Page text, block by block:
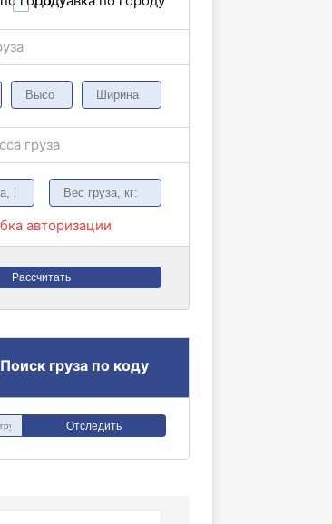
груза
авторизации
Рассчитать
Поиск груза по коду
Отследить